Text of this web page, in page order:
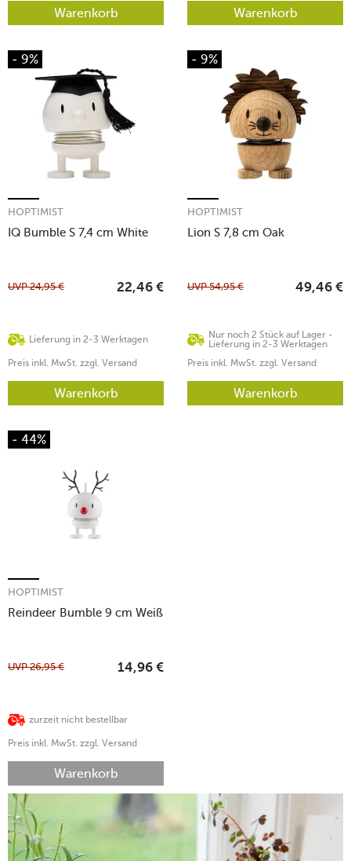
Warenkorb Warenkorb
- 9%
IQ Bumble S 7,4 cm White
HOPTIMIST
Lieferung in 2-3 Werktagen
UVP24,95 € 22,46 €
Preis inkl. MwSt. zzgl. Versand
Warenkorb
- 9%
Lion S 7,8 cm Oak
HOPTIMIST
Nur noch 2 Stück auf Lager -
Lieferung in 2-3 Werktagen
UVP54,95 € 49,46 €
Preis inkl. MwSt. zzgl. Versand
Warenkorb
- 44%
Reindeer Bumble 9 cm Weiß
HOPTIMIST
zurzeit nicht bestellbar
UVP26,95 € 14,96 €
Preis inkl. MwSt. zzgl. Versand
Warenkorb